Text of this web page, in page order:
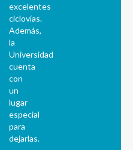
excelentes
ciclovías.
Además,
la
Universidad
cuenta
con
un
lugar
especial
para
dejarlas.